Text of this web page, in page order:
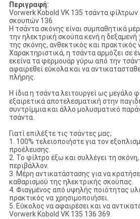
Περιγραφή:
Vorwerk Kobold VK 135 τσάντα
σκουπών 136.
Η τσάντα σκόνης είναι συμπαθητικά
την ηλεκτρική σκούπα κενή η
της σκόνης, ανθεκτικός και πρακτικός
Χαρακτηριστικά, η τσάντα αρμόζει σε
εκείνα τα φερμουάρ γύρω από την
αφαιρεθεί εύκολα και να
πλήρης.
Η ίδια η τσάντα λειτουργεί ως μεγάλο
εξαιρετικά αποτελεσματική στην
συντρίμμια και άλλο μολυσματικό
τσάντα.
Γιατί επιλέξτε τις τσάντες μας;
1. 100% τελειοποιήστε για τον
προέλευσης.
2. Το φίλτρο έξω και συλλέγει τη
περιβάλλον.
3. Μέρη αντικατάστασης για να
καθαρισμού της ηλεκτρικής σκούπας.
4. Φιαγμένος από υψηλής ποιότητας
πρακτικός να χρησιμοποιήσει.
5. Εύκολος να αφαιρέσει και να
Vorwerk Kobold VK 135 136 369.